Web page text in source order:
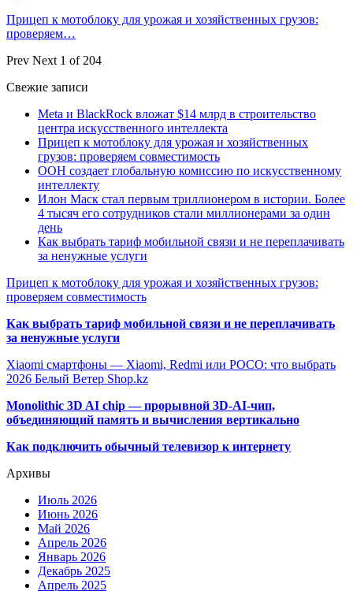
Прицеп к мотоблоку для урожая и хозяйственных грузов:
проверяем…
Prev Next 1 of 204
Свежие записи
Meta и BlackRock вложат $14 млрд в строительство
центра искусственного интеллекта
Прицеп к мотоблоку для урожая и хозяйственных
грузов: проверяем совместимость
ООН создает глобальную комиссию по искусственному
интеллекту
Илон Маск стал первым триллионером в истории. Более
4 тысяч его сотрудников стали миллионерами за один
день
Как выбрать тариф мобильной связи и не переплачивать
за ненужные услуги
Прицеп к мотоблоку для урожая и хозяйственных грузов:
проверяем совместимость
Как выбрать тариф мобильной связи и не переплачивать
за ненужные услуги
Xiaomi смартфоны — Xiaomi, Redmi или POCO: что выбрать
2026 Белый Ветер Shop.kz
Monolithic 3D AI chip — прорывной 3D-AI-чип,
объединяющий память и вычисления вертикально
Как подключить обычный телевизор к интернету
Архивы
Июль 2026
Июнь 2026
Май 2026
Апрель 2026
Январь 2026
Декабрь 2025
Апрель 2025